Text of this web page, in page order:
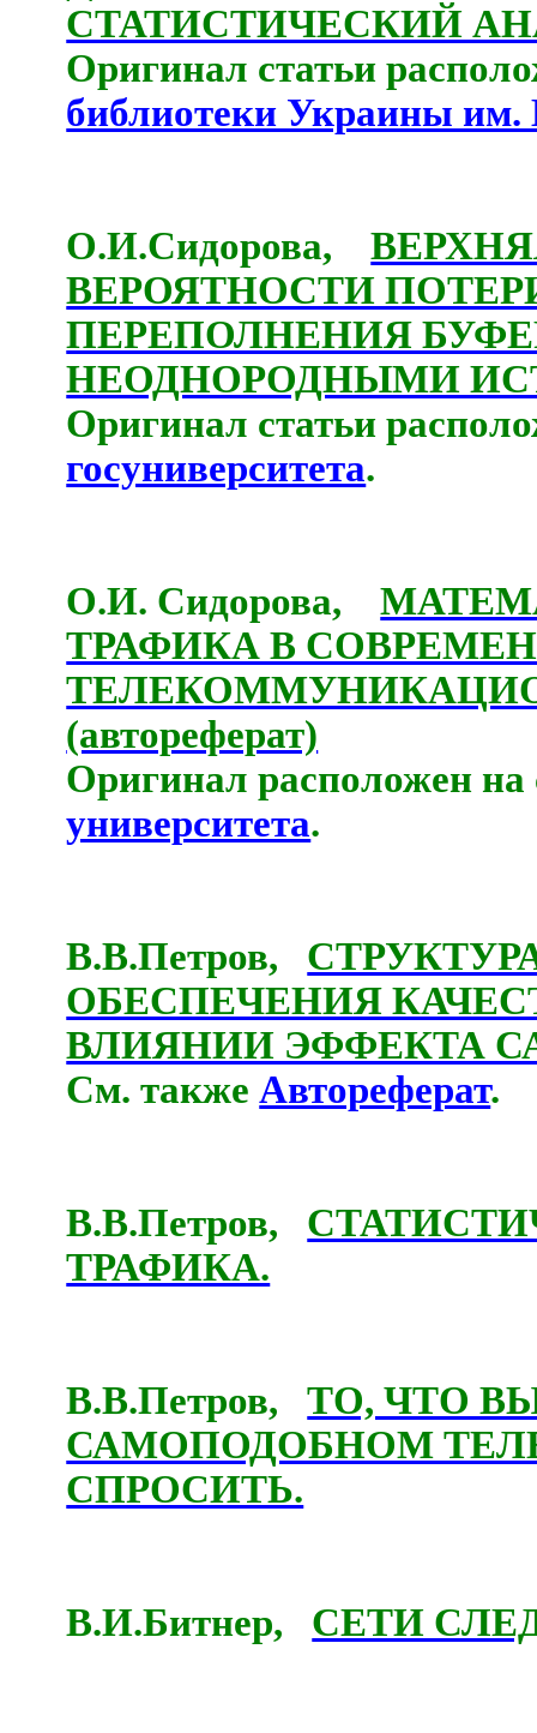
СТАТИСТИЧЕСКИЙ
Оригинал статьи
библиотеки Украины им.
О.И.Сидорова,
ВЕРОЯТНОСТИ
ПЕРЕПОЛНЕНИЯ
НЕОДНОРОДНЫМИ
Оригинал статьи
госуниверситета.
О.И. Сидорова,
ТРАФИКА В
(автореферат)
Оригинал расположен на
университета.
В.В.Петров,
ОБЕСПЕЧЕНИЯ
ВЛИЯНИИ ЭФФЕКТА
См. такжеАвтореферат.
В.В.Петров,
ТРАФИКА.
В.В.Петров,ТО, ЧТО
САМОПОДОБНОМ
СПРОСИТЬ.
В.И.Битнер, СЕТИ